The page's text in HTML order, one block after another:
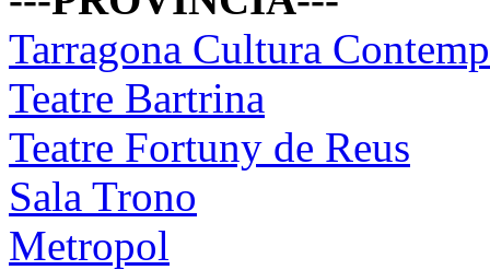
Tarragona Cultura
Teatre Bartrina
Teatre Fortuny de Reus
Sala Trono
Metropol